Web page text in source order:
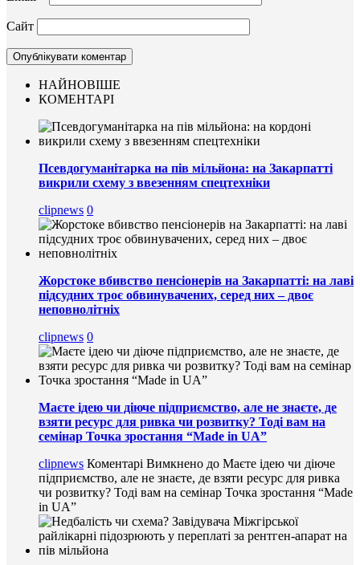
Сайт
НАЙНОВІШЕ
КОМЕНТАРІ
Псевдогуманітарка на пів мільйона: на Закарпатті
викрили схему з ввезенням спецтехніки
clipnews 0
Жорстоке вбивство пенсіонерів на Закарпатті: на лаві
підсудних троє обвинувачених, серед них – двоє
неповнолітніх
clipnews 0
Маєте ідею чи діюче підприємство, але не знаєте, де
взяти ресурс для ривка чи розвитку? Тоді вам на
семінар Точка зростання “Made in UA”
clipnews Коментарі Вимкнено до Маєте ідею чи діюче
підприємство, але не знаєте, де взяти ресурс для ривка
чи розвитку? Тоді вам на семінар Точка зростання “Made
in UA”